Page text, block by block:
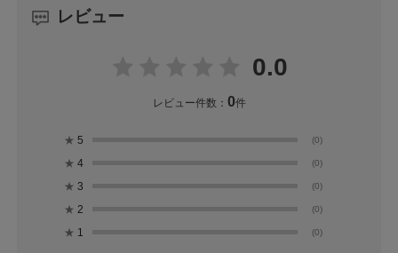
レビュー
0.0
レビュー件数： 0件
★ 5 (0)
★ 4 (0)
★ 3 (0)
★ 2 (0)
★ 1 (0)